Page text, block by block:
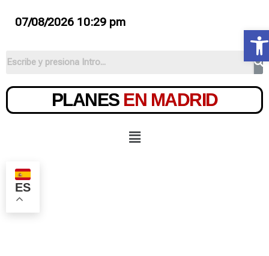
07/08/2026 10:29 pm
PLANES EN MADRID
ES